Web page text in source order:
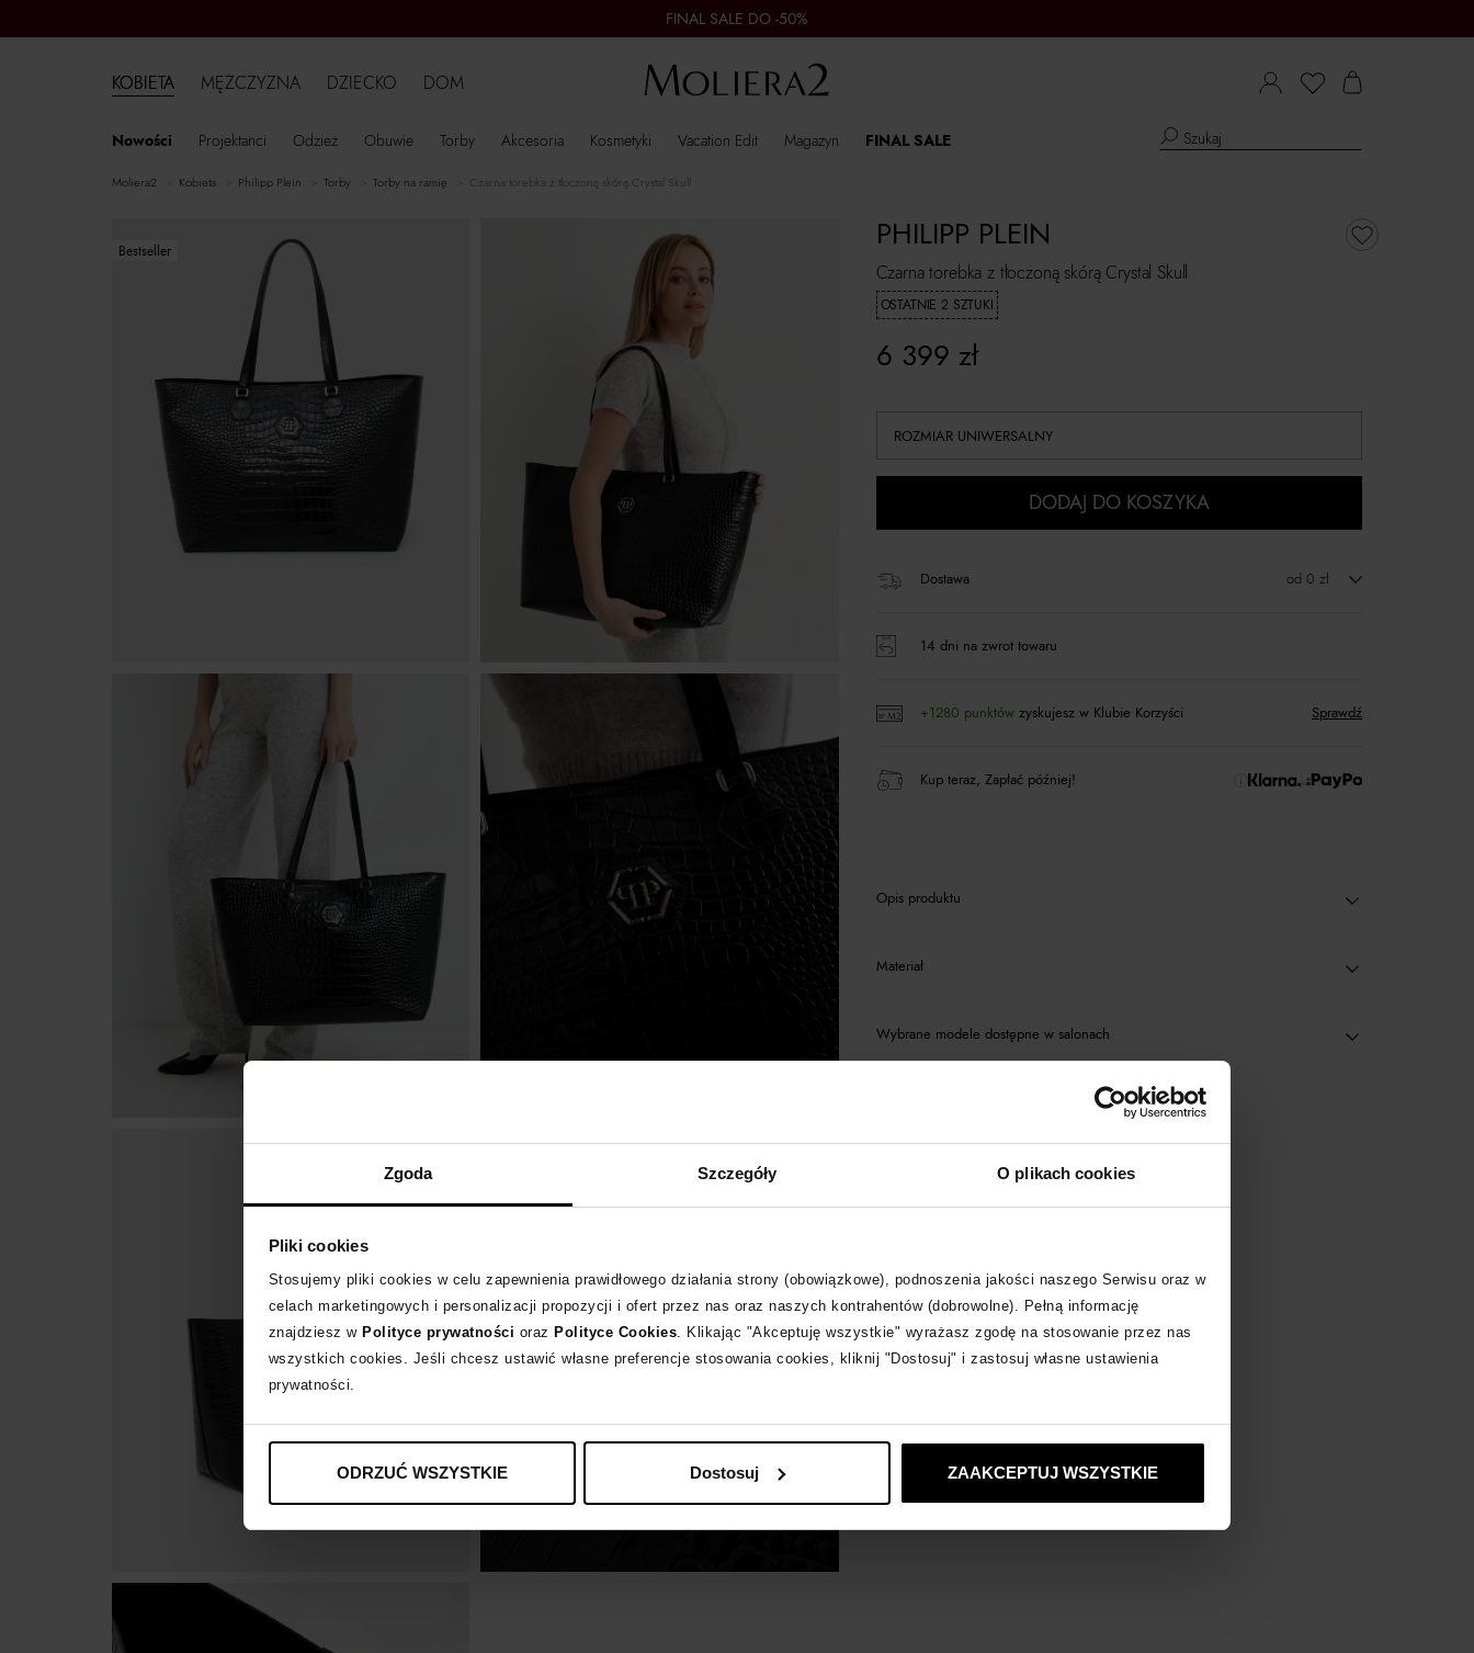
Zgoda Szczegóły O plikach cookies
Pliki cookies
Stosujemy pliki cookies w celu zapewnienia prawidłowego działania strony (obowiązkowe), podnoszenia jakości naszego Serwisu oraz w
celach marketingowych i personalizacji propozycji i ofert przez nas oraz naszych kontrahentów (dobrowolne). Pełną informację
znajdziesz w Polityce prywatności oraz Polityce Cookies. Klikając "Akceptuję wszystkie" wyrażasz zgodę na stosowanie przez nas
wszystkich cookies. Jeśli chcesz ustawić własne preferencje stosowania cookies, kliknij "Dostosuj" i zastosuj własne ustawienia
prywatności.
ODRZUĆ WSZYSTKIE Dostosuj ZAAKCEPTUJ WSZYSTKIE
FINAL SALE DO -50%
KOBIETA
Nowości Projektanci Odzież Obuwie Torby Akcesoria Kosmetyki Vacation Edit Magazyn FINAL SALE
MĘŻCZYZNA DZIECKO DOM
moliera2 kobieta Philipp Plein torby torby na ramię Czarna torebka z tłoczoną skórą Crystal Skull
Bestseller
Czarna torebka z tłoczoną skórą Crystal Skull
OSTATNIE 2 SZTUKI
PHILIPP PLEIN
6 399 zł
ROZMIAR UNIWERSALNY
DODAJ DO KOSZYKA
Dostawa od 0 zł
14 dni na zwrot towaru
+1280 punktówzyskujesz w Klubie Korzyści Sprawdź
Kup teraz, Zapłać później!
Opis produktu
Materiał
Wybrane modele dostępne w salonach